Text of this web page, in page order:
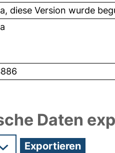
diese Version wurde
Daten